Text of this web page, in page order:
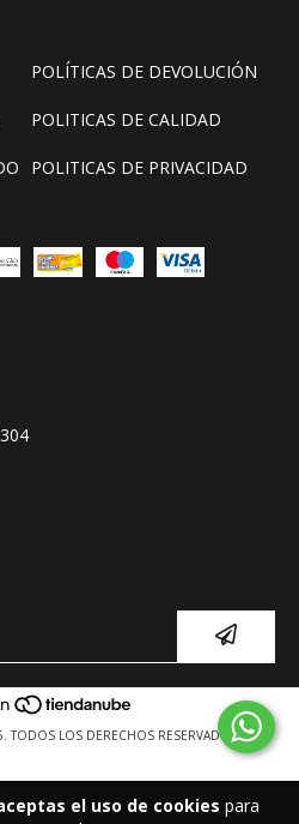
el uso de cookies para
POLÍTICAS DE DEVOLUCIÓN
POLITICAS DE CALIDAD
POLITICAS DE PRIVACIDAD
TODOS LOS DERECHOS RESERVADOS.